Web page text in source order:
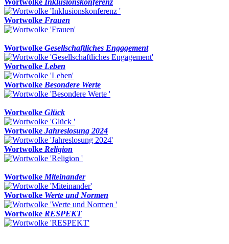
Wortwolke Frauen
Wortwolke Gesellschaftliches Engagement
Wortwolke Leben
Wortwolke Besondere Werte
Wortwolke Glück
Wortwolke Jahreslosung 2024
Wortwolke Religion
Wortwolke Miteinander
Wortwolke Werte und Normen
Wortwolke RESPEKT